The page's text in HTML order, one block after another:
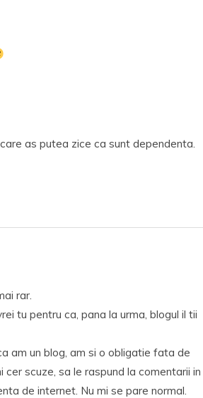
as putea zice ca sunt dependenta.
rar.
tu pentru ca, pana la urma, blogul il tii
am un blog, am si o obligatie fata de
scuze, sa le raspund la comentarii in
de internet. Nu mi se pare normal.